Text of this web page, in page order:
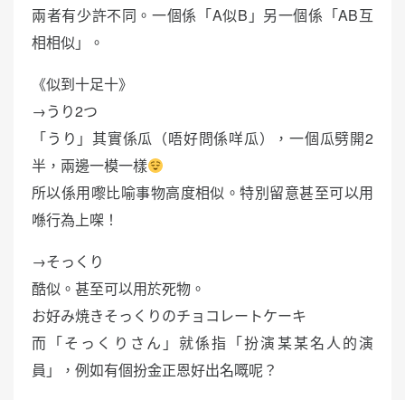
兩者有少許不同。一個係「A似B」另一個係「AB互
相相似」。
《似到十足十》
→うり2つ
「うり」其實係瓜（唔好問係咩瓜），一個瓜劈開2
半，兩邊一模一樣
所以係用嚟比喻事物高度相似。特別留意甚至可以用
喺行為上㗎！
→そっくり
酷似。甚至可以用於死物。
お好み焼きそっくりのチョコレートケーキ
而「そっくりさん」就係指「扮演某某名人的演
員」，例如有個扮金正恩好出名嘅呢？